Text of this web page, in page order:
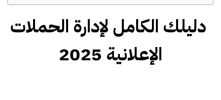
دليلك الكامل لإدارة الحملات
الإعلانية 2025